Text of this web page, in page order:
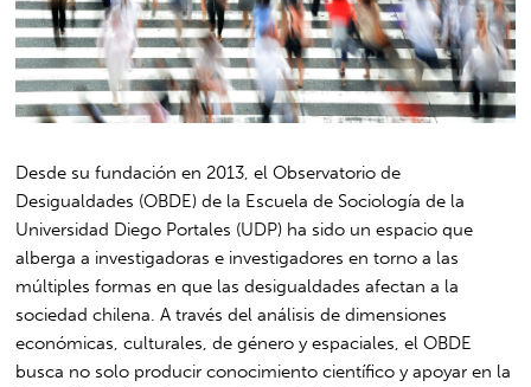
Desde su fundación en 2013, el Observatorio de
Desigualdades (OBDE) de la Escuela de Sociología de la
Universidad Diego Portales (UDP) ha sido un espacio que
alberga a investigadoras e investigadores en torno a las
múltiples formas en que las desigualdades afectan a la
sociedad chilena. A través del análisis de dimensiones
económicas, culturales, de género y espaciales, el OBDE
busca no solo producir conocimiento científico y apoyar en la